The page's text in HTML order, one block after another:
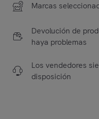
Marcas
Devolución de
haya problemas
Los vendedores
disposición